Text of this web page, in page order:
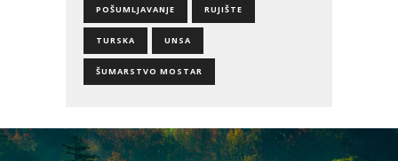
POŠUMLJAVANJE RUJIŠTE
TURSKA UNSA
ŠUMARSTVO MOSTAR